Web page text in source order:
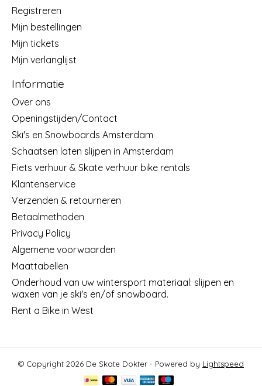
Registreren
Mijn bestellingen
Mijn tickets
Mijn verlanglijst
Informatie
Over ons
Openingstijden/Contact
Ski's en Snowboards Amsterdam
Schaatsen laten slijpen in Amsterdam
Fiets verhuur & Skate verhuur bike rentals
Klantenservice
Verzenden & retourneren
Betaalmethoden
Privacy Policy
Algemene voorwaarden
Maattabellen
Onderhoud van uw wintersport materiaal: slijpen en
waxen van je ski's en/of snowboard.
Rent a Bike in West
© Copyright 2026 De Skate Dokter - Powered by Lightspeed